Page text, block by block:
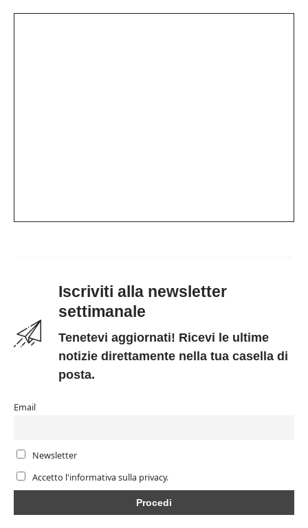
Iscriviti alla newsletter
settimanale
Tenetevi aggiornati! Ricevi le ultime
notizie direttamente nella tua casella di
posta.
Email
Newsletter
Accetto l'informativa sulla privacy.